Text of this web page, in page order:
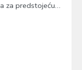
za predstojeću…